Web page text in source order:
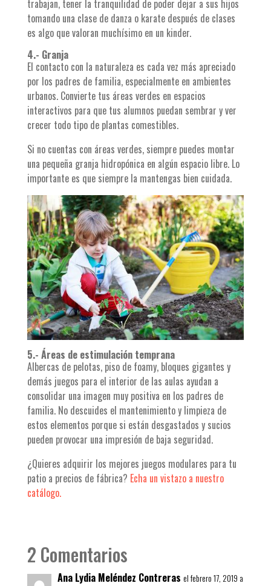
trabajan, tener la tranquilidad de poder dejar a sus hijos
tomando una clase de danza o karate después de clases
es algo que valoran muchísimo en un kinder.
4.- Granja
El contacto con la naturaleza es cada vez más apreciado
por los padres de familia, especialmente en ambientes
urbanos. Convierte tus áreas verdes en espacios
interactivos para que tus alumnos puedan sembrar y ver
crecer todo tipo de plantas comestibles.
Si no cuentas con áreas verdes, siempre puedes montar
una pequeña granja hidropónica en algún espacio libre. Lo
importante es que siempre la mantengas bien cuidada.
5.- Áreas de estimulación temprana
Albercas de pelotas, piso de foamy, bloques gigantes y
demás juegos para el interior de las aulas ayudan a
consolidar una imagen muy positiva en los padres de
familia. No descuides el mantenimiento y limpieza de
estos elementos porque si están desgastados y sucios
pueden provocar una impresión de baja seguridad.
¿Quieres adquirir los mejores juegos modulares para tu
patio a precios de fábrica? Echa un vistazo a nuestro
catálogo.
2 Comentarios
Ana Lydia Meléndez Contreras el febrero 17, 2019 a